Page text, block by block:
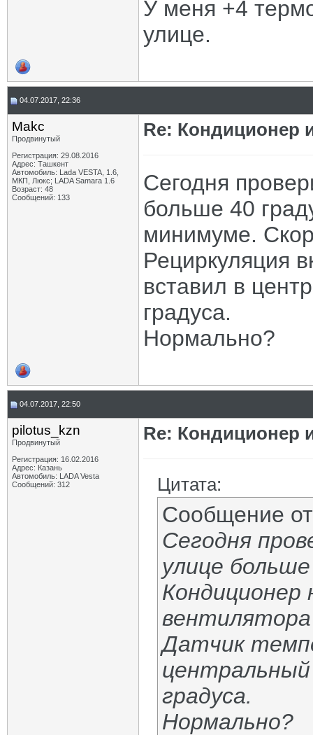
У меня +4
улице.
04.07.2017, 22:36
Makc
Продвинутый
Регистрация: 29.08.2016
Адрес: Ташкент
Автомобиль: Lada VESTA, 1.6,
МКП, Люкс; LADA Samara 1.6
Возраст: 48
Сообщений: 133
Re: Кондиционер
Сегодня
больше 40
минимуме.
Рециркуляция
вставил в
градуса.
Нормально?
04.07.2017, 22:50
pilotus_kzn
Продвинутый
Регистрация: 16.02.2016
Адрес: Казань
Автомобиль: LADA Vesta
Сообщений: 312
Re: Кондиционер
Цитата:
Сообщение
Сегодня
улице
вентилятора
Датчик
центральный
градуса.
Нормально?